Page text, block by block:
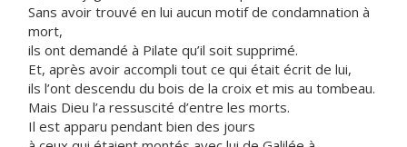
Sans avoir trouvé en lui aucun motif de condamnation à
mort,
ils ont demandé à Pilate qu’il soit supprimé.
Et, après avoir accompli tout ce qui était écrit de lui,
ils l’ont descendu du bois de la croix et mis au tombeau.
Mais Dieu l’a ressuscité d’entre les morts.
Il est apparu pendant bien des jours